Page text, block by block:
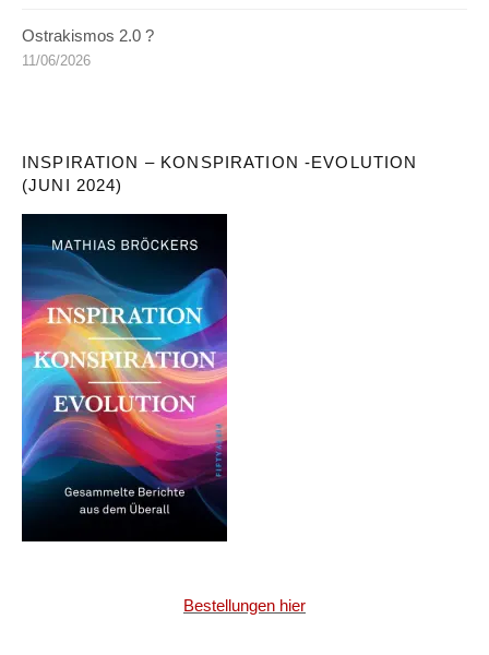
Ostrakismos 2.0 ?
11/06/2026
INSPIRATION – KONSPIRATION -EVOLUTION
(JUNI 2024)
Bestellungen hier